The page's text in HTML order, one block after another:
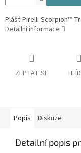
Plášť Pirelli Scorpion™
Detailní informace
ZEPTAT SE
Popis Diskuze
Detailní popis